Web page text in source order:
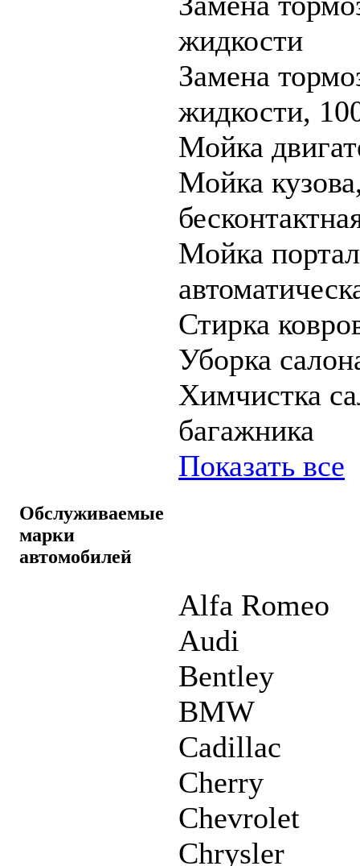
жидкости
Замена
жидкости,
Мойка
Мойка
Мойка
Стирка
Уборка
Химчистка
багажника
Показать все
Обслуживаемые
марки
автомобилей
Alfa Romeo
Audi
Bentley
BMW
Cadillac
Cherry
Chevrolet
Chrysler